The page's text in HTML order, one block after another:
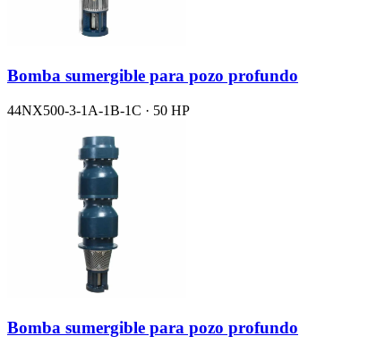
Bomba sumergible para pozo profundo
44NX500-3-1A-1B-1C · 50 HP
Bomba sumergible para pozo profundo